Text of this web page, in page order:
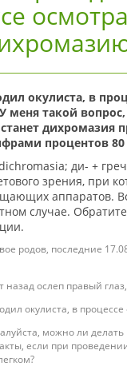
окулиста, в
меня такой
дихромазия
процентов
ди- +
зрения, при
аппаратов.
случае.
родов, последние
назад ослеп правый
окулиста, в
можно ли
если при